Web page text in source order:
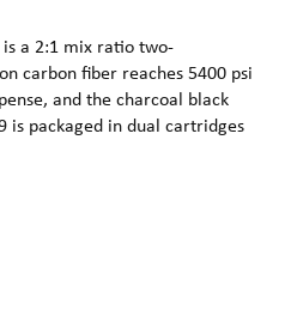
is a 2:1 mix ratio two-
carbon fiber reaches 5400 psi
and the charcoal black
is packaged in dual cartridges